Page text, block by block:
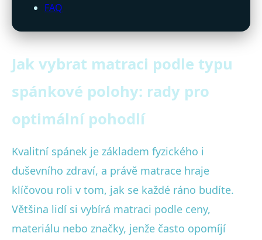
FAQ
Jak vybrat matraci podle typu
spánkové polohy: rady pro
optimální pohodlí
Kvalitní spánek je základem fyzického i
duševního zdraví, a právě matrace hraje
klíčovou roli v tom, jak se každé ráno budíte.
Většina lidí si vybírá matraci podle ceny,
materiálu nebo značky, jenže často opomíjí